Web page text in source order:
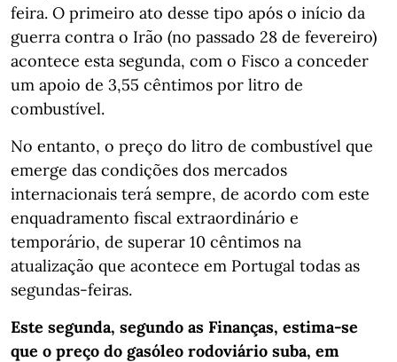
feira. O primeiro ato desse tipo após o início da
guerra contra o Irão (no passado 28 de fevereiro)
acontece esta segunda, com o Fisco a conceder
um apoio de 3,55 cêntimos por litro de
combustível.
No entanto, o preço do litro de combustível que
emerge das condições dos mercados
internacionais terá sempre, de acordo com este
enquadramento fiscal extraordinário e
temporário, de superar 10 cêntimos na
atualização que acontece em Portugal todas as
segundas-feiras.
Este segunda, segundo as Finanças, estima-se
que o preço do gasóleo rodoviário suba, em